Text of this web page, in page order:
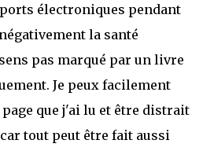
électroniques pendant
la santé
pas marqué par un livre
Je peux facilement
que j'ai lu et être distrait
tout peut être fait aussi